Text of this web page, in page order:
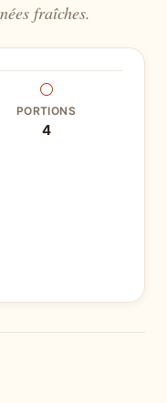
fraîches.
⚪
PORTIONS
4